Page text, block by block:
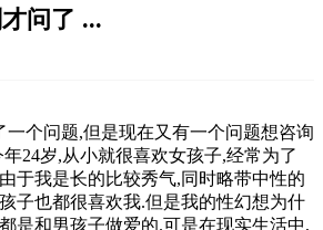
问了 ...
一个问题,但是现在又有一个问题想咨询
24岁,从小就很喜欢女孩子,经常为了
于我是长的比较秀气,同时略带中性的
子也都很喜欢我.但是我的性幻想为什
是和男孩子做爱的.可是在现实生活中,